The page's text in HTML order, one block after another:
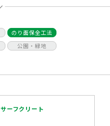
のり面保全工法
公園・緑地
サーフクリート